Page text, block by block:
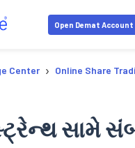
Open Demat Account
Center › Online Share
સામે